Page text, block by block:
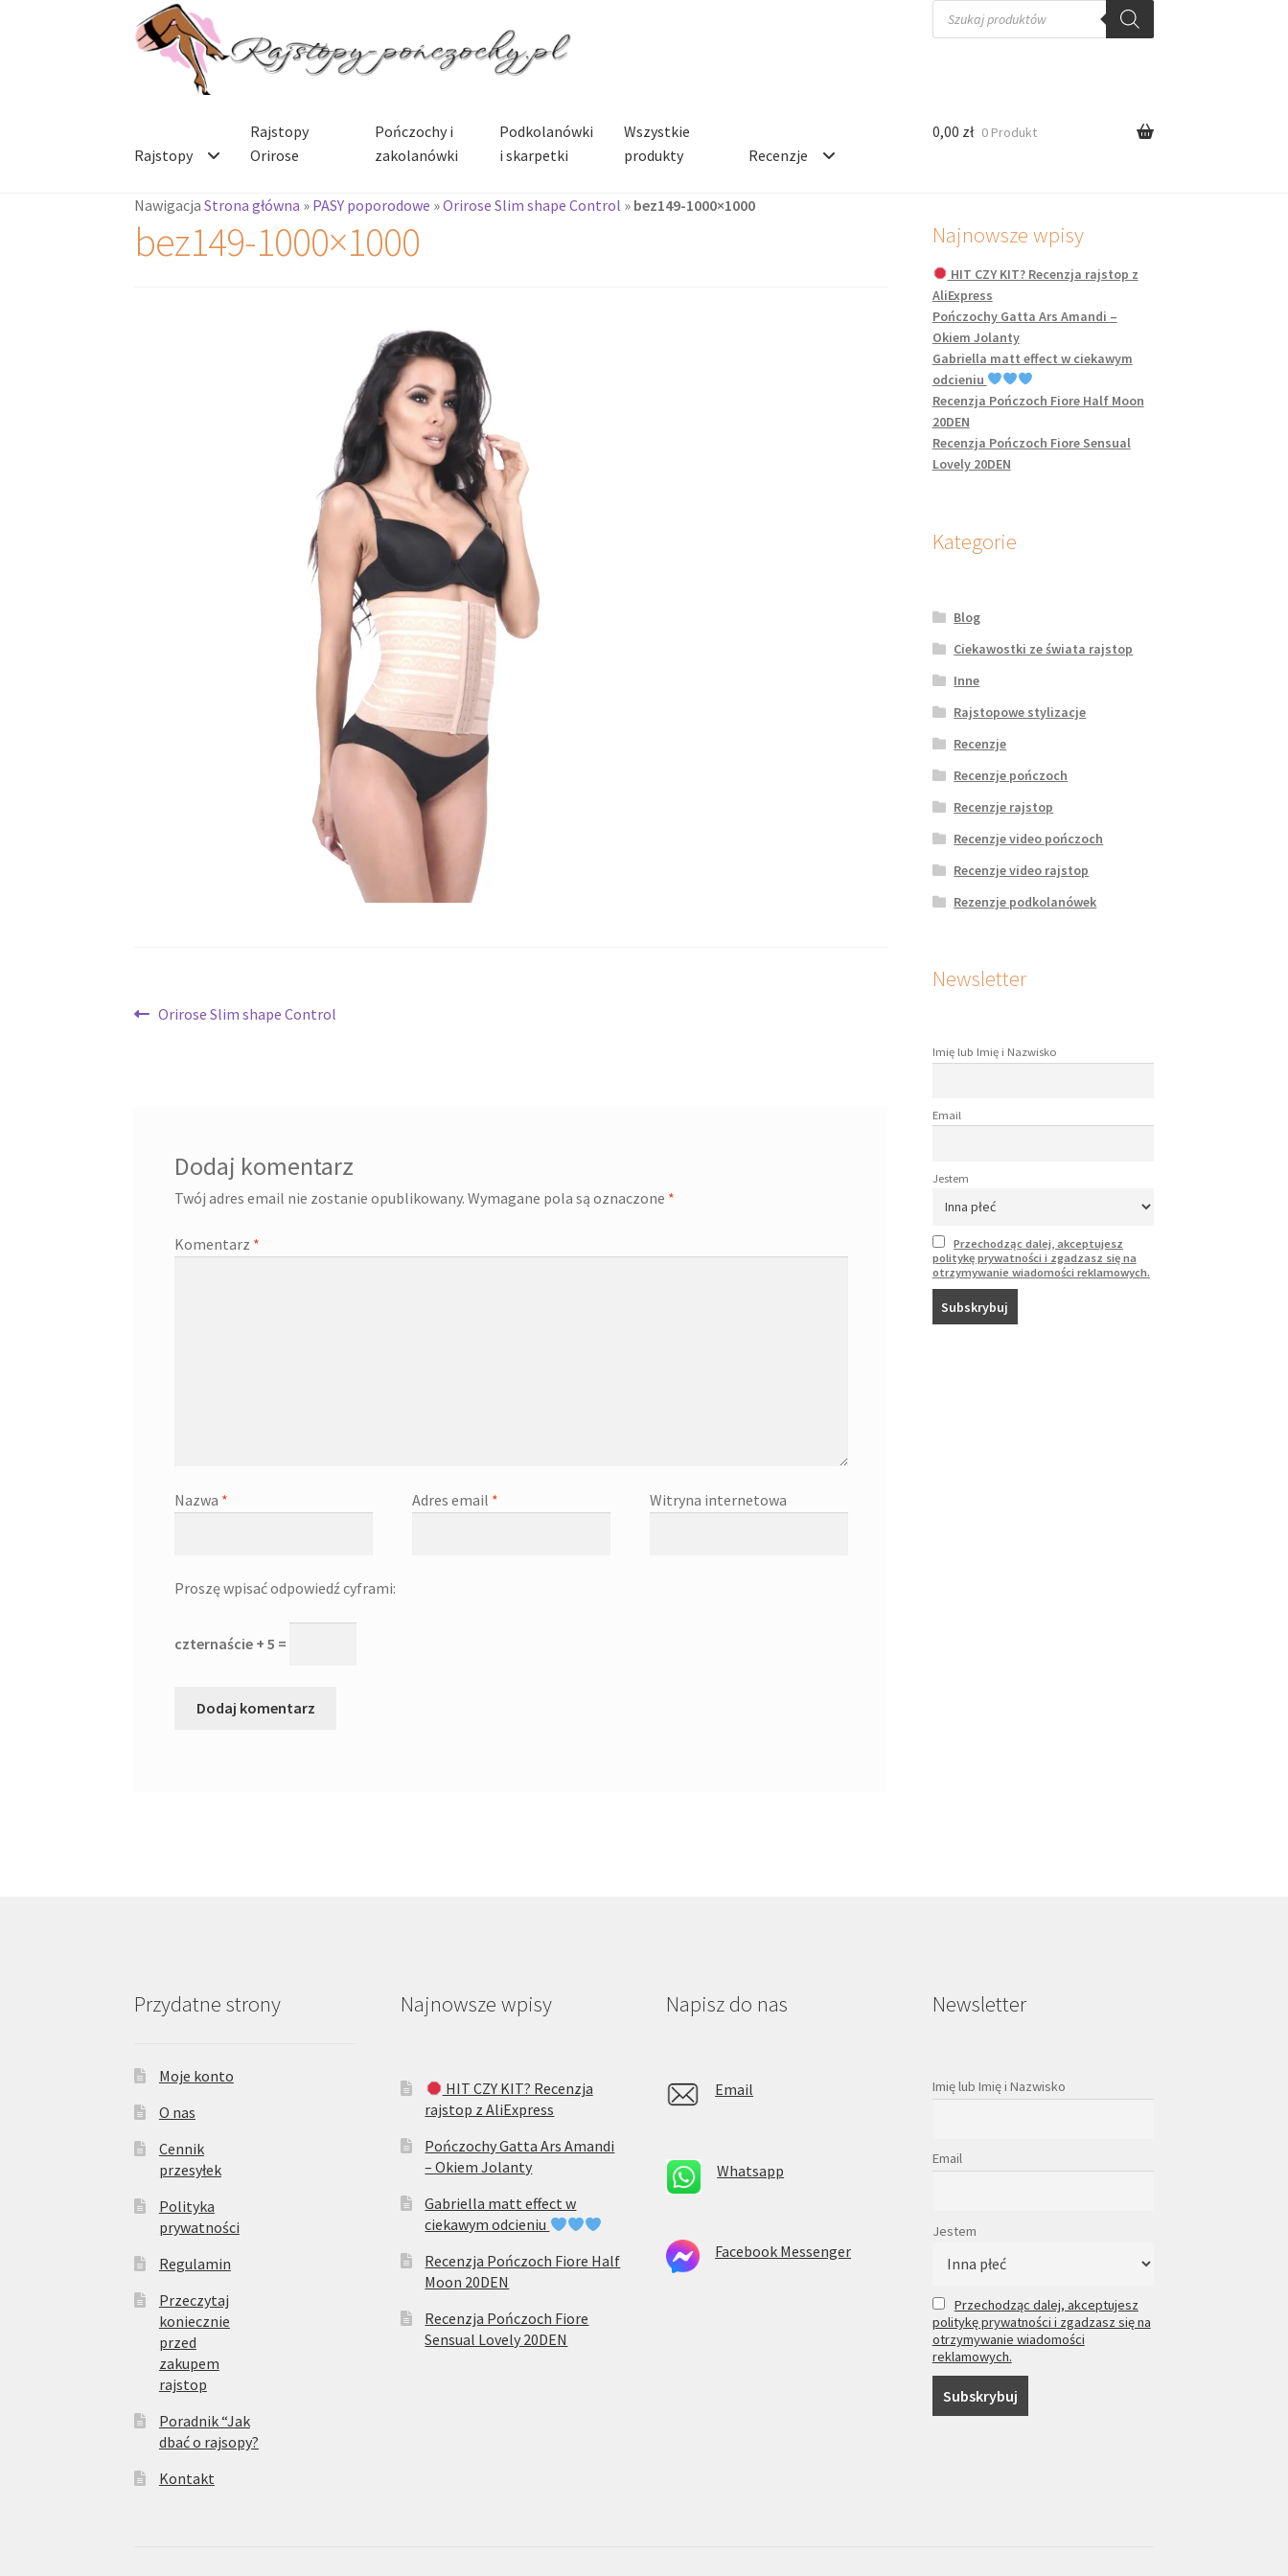
Przejdź
do
nawigacji
Przejdź
do
treści
Wyszukiwarka
produktów
Rajstopy
Rajstopy
Orirose
Pończochy i
zakolanówki
Podkolanówki
i skarpetki
Wszystkie
produkty
Recenzje
0,00 zł 0 Produkt
NawigacjaStrona główna » PASY poporodowe »Orirose Slim shape Control » bez149-1000×1000
bez149-1000×1000
Nawigacja
Poprzedni
Orirose Slim shape Control
Dodaj komentarz
Twój adres email nie zostanie opublikowany. Wymagane pola są oznaczone *
Komentarz *
Nazwa * Adres email * Witryna internetowa
Proszę wpisać odpowiedź cyframi:
czternaście + 5 =
Najnowsze wpisy
HIT CZY KIT? Recenzja rajstop z
AliExpress
Pończochy Gatta Ars Amandi –
Okiem Jolanty
Gabriella matt effect w ciekawym
odcieniu
Recenzja Pończoch Fiore Half Moon
20DEN
Recenzja Pończoch Fiore Sensual
Lovely 20DEN
Kategorie
Blog
Ciekawostki ze świata rajstop
Inne
Rajstopowe stylizacje
Recenzje
Recenzje pończoch
Recenzje rajstop
Recenzje video pończoch
Recenzje video rajstop
Rezenzje podkolanówek
Newsletter
Imię lub Imię i Nazwisko
Email
Jestem
Przechodząc dalej, akceptujesz
politykę prywatności i zgadzasz się na
otrzymywanie wiadomości reklamowych.
Przydatne strony
Moje konto
O nas
Cennik
przesyłek
Polityka
prywatności
Regulamin
Przeczytaj
koniecznie
przed
zakupem
rajstop
Poradnik “Jak
dbać o rajsopy?
Kontakt
Najnowsze wpisy
HIT CZY KIT? Recenzja
rajstop z AliExpress
Pończochy Gatta Ars Amandi
– Okiem Jolanty
Gabriella matt effect w
ciekawym odcieniu
Recenzja Pończoch Fiore Half
Moon 20DEN
Recenzja Pończoch Fiore
Sensual Lovely 20DEN
Napisz do nas
Email
Whatsapp
Facebook Messenger
Newsletter
Imię lub Imię i Nazwisko
Email
Jestem
Przechodząc dalej, akceptujesz
politykę prywatności i zgadzasz się na
otrzymywanie wiadomości
reklamowych.